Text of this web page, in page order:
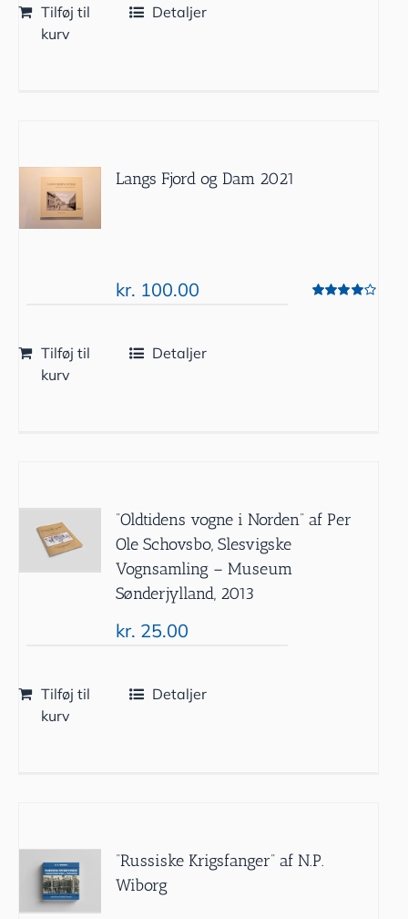
Tilføj til
kurv
Detaljer
Langs Fjord og Dam 2021
kr. 100.00
Tilføj til
kurv
Detaljer
”Oldtidens vogne i Norden” af Per
Ole Schovsbo, Slesvigske
Vognsamling – Museum
Sønderjylland, 2013
kr. 25.00
Tilføj til
kurv
Detaljer
“Russiske Krigsfanger” af N.P.
Wiborg